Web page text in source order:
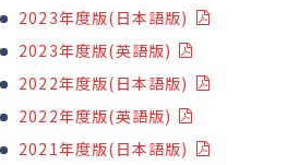
2023年度版(日本語版)
2023年度版(英語版)
2022年度版(日本語版)
2022年度版(英語版)
2021年度版(日本語版)